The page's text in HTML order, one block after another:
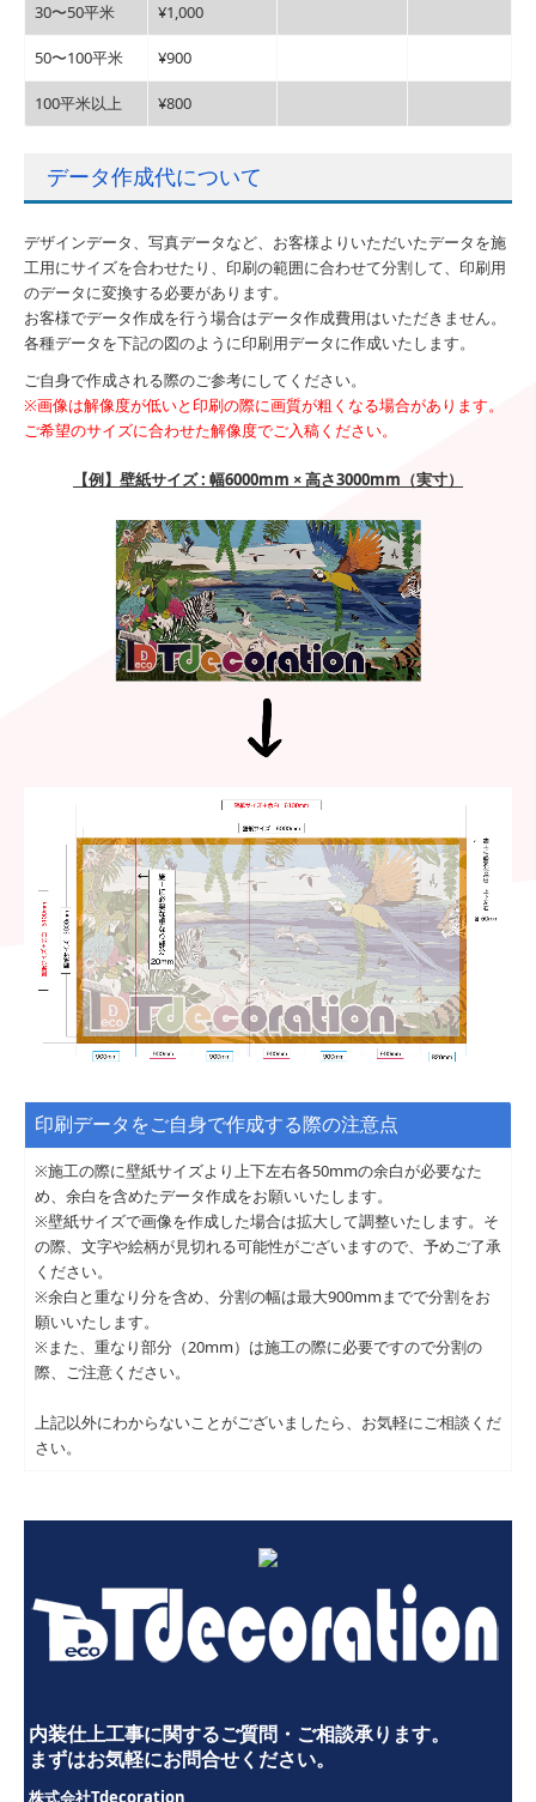
30〜50平米 ¥1,000
50〜100平米 ¥900
100平米以上 ¥800
データ作成代について
デザインデータ、写真データなど、お客様よりいただいたデータを施
工用にサイズを合わせたり、印刷の範囲に合わせて分割して、印刷用
のデータに変換する必要があります。
お客様でデータ作成を行う場合はデータ作成費用はいただきません。
各種データを下記の図のように印刷用データに作成いたします。
ご自身で作成される際のご参考にしてください。
※画像は解像度が低いと印刷の際に画質が粗くなる場合があります。
ご希望のサイズに合わせた解像度でご入稿ください。
【例】壁紙サイズ : 幅6000mm × 高さ3000mm（実寸）
印刷データをご自身で作成する際の注意点
※施工の際に壁紙サイズより上下左右各50mmの余白が必要なた
め、余白を含めたデータ作成をお願いいたします。
※壁紙サイズで画像を作成した場合は拡大して調整いたします。そ
の際、文字や絵柄が見切れる可能性がございますので、予めご了承
ください。
※余白と重なり分を含め、分割の幅は最大900mmまでで分割をお
願いいたします。
※また、重なり部分（20mm）は施工の際に必要ですので分割の
際、ご注意ください。
上記以外にわからないことがございましたら、お気軽にご相談くだ
さい。
内装仕上工事に関するご質問・ご相談承ります。
まずはお気軽にお問合せください。
株式会社Tdecoration